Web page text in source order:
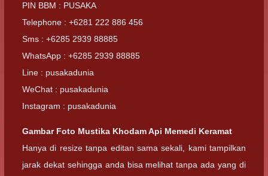
PIN BBM : PUSAKA
Telephone : +6281 222 886 456
Sms : +6285 2939 88885
WhatsApp : +6285 2939 88885
Line : pusakadunia
WeChat : pusakadunia
Instagram : pusakadunia
Gambar Foto Mustika Khodam Api Memedi Keramat
Hanya di resize tanpa editan sama sekali, kami tampilkan
jarak dekat sehingga anda bisa melihat tanpa ada yang di